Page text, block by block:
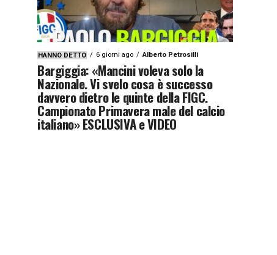
HANNO DETTO 6 giorni ago Alberto Petrosilli
Bargiggia: «Mancini voleva solo la
Nazionale. Vi svelo cosa è successo
davvero dietro le quinte della FIGC.
Campionato Primavera male del calcio
italiano» ESCLUSIVA e VIDEO